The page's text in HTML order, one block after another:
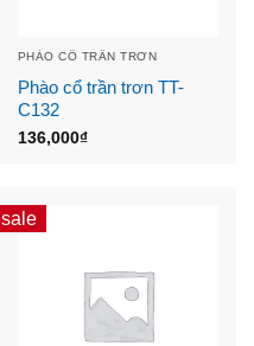
PHÀO CỔ TRẦN TRƠN
Phào cổ trần trơn TT-
C132
136,000₫
sale